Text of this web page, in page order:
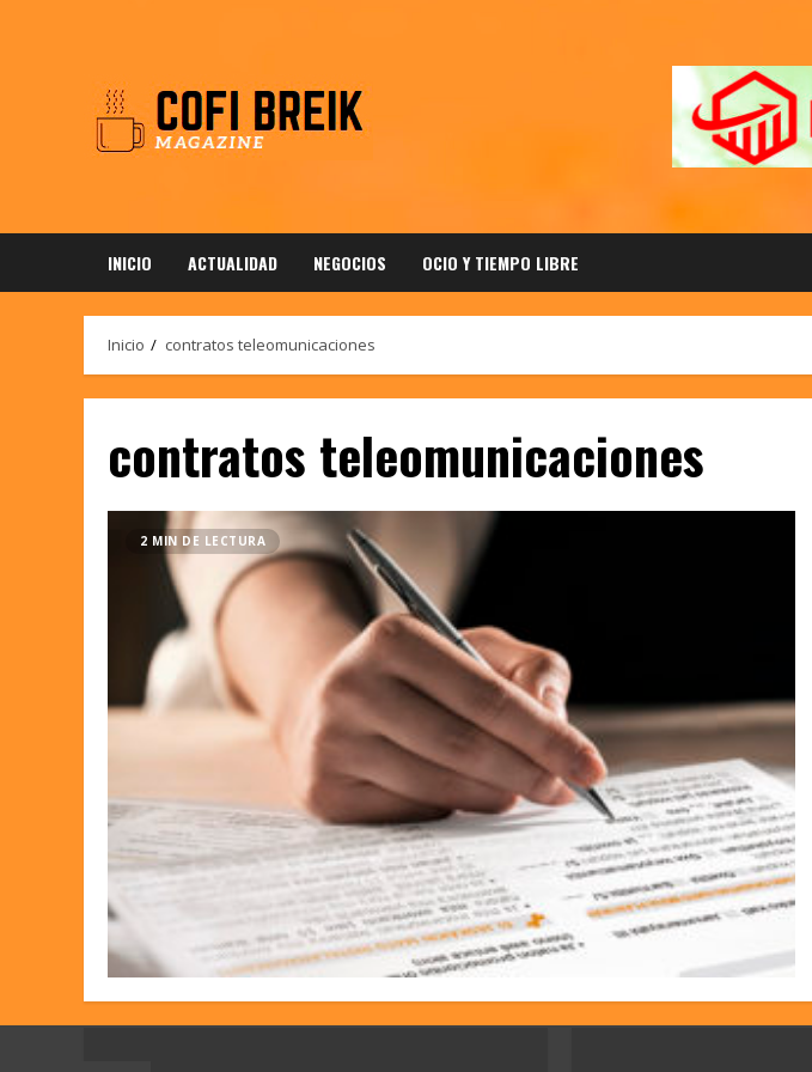
INICIO ACTUALIDAD NEGOCIOS OCIO Y TIEMPO LIBRE
Inicio contratos teleomunicaciones
contratos teleomunicaciones
2 MIN DE LECTURA